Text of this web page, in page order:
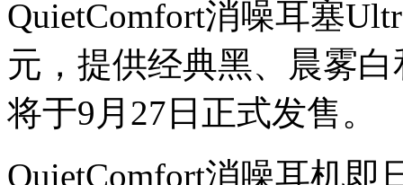
QuietComfort消噪耳塞
元，提供经典黑、晨雾
将于9月27日正式发售。
QuietComfort消噪耳机即